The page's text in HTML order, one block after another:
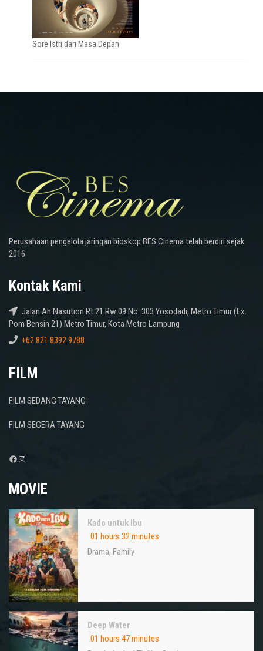
Sore Istri dari Masa Depan
Perusahaan pengelola jaringan bioskop BES Cinema telah berdiri sejak
2016
Kontak Kami
Jalan Ah Nasution Rt 21 Rw 09 No. 303 Yosodadi, Metro Timur (Ex.
Pom Bensin 21) Metro Timur, Kota Metro Lampung
+62 821 8392 9788
FILM
FILM SEDANG TAYANG
FILM SEGERA TAYANG
Facebook
Instagram
MOVIE
Kado untuk Ibu
01 hours 32 minutes
Drama, Family
Deep Water
01 hours 47 minutes